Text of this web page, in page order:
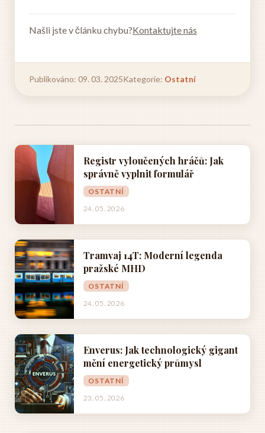
Našli jste v článku chybu?Kontaktujte nás
Publikováno: 09. 03. 2025Kategorie: Ostatní
Registr vyloučených hráčů: Jak
správně vyplnit formulář
OSTATNÍ
24. 05. 2026
Tramvaj 14T: Moderní legenda
pražské MHD
OSTATNÍ
24. 05. 2026
Enverus: Jak technologický gigant
mění energetický průmysl
OSTATNÍ
23. 05. 2026